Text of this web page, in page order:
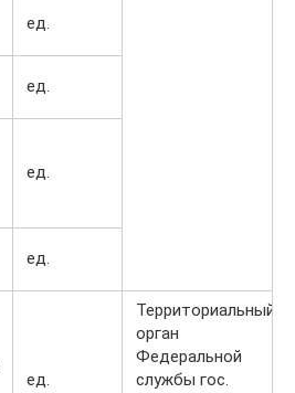
ед.
ед.
ед.
ед.
ед.
Территориальный
орган
Федеральной
службы гос.